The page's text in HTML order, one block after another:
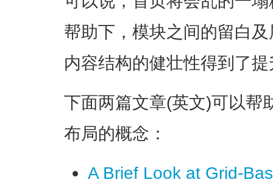
帮助下，模块之间的留白
内容结构的健壮性得到了
下面两篇文章(英文)可以帮
布局的概念：
A Brief Look at Grid-